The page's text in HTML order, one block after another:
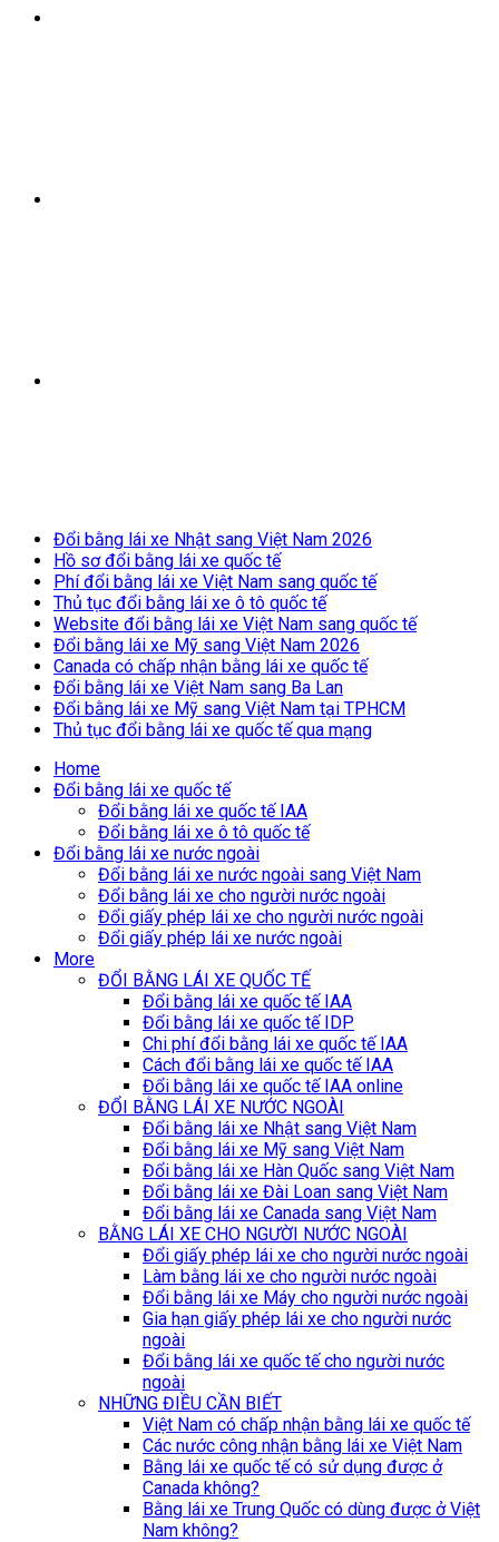
for
Đổi bằng lái xe Nhật sang Việt Nam 2026
Hồ sơ đổi bằng lái xe quốc tế
Phí đổi bằng lái xe Việt Nam sang quốc tế
Thủ tục đổi bằng lái xe ô tô quốc tế
Website đổi bằng lái xe Việt Nam sang quốc tế
Đổi bằng lái xe Mỹ sang Việt Nam 2026
Canada có chấp nhận bằng lái xe quốc tế
Đổi bằng lái xe Việt Nam sang Ba Lan
Đổi bằng lái xe Mỹ sang Việt Nam tại TPHCM
Thủ tục đổi bằng lái xe quốc tế qua mạng
Home
Đổi bằng lái xe quốc tế
Đổi bằng lái xe quốc tế IAA
Đổi bằng lái xe ô tô quốc tế
Đổi bằng lái xe nước ngoài
Đổi bằng lái xe nước ngoài sang Việt Nam
Đổi bằng lái xe cho người nước ngoài
Đổi giấy phép lái xe cho người nước ngoài
Đổi giấy phép lái xe nước ngoài
More
ĐỔI BẰNG LÁI XE QUỐC TẾ
Đổi bằng lái xe quốc tế IAA
Đổi bằng lái xe quốc tế IDP
Chi phí đổi bằng lái xe quốc tế IAA
Cách đổi bằng lái xe quốc tế IAA
Đổi bằng lái xe quốc tế IAA online
ĐỔI BẰNG LÁI XE NƯỚC NGOÀI
Đổi bằng lái xe Nhật sang Việt Nam
Đổi bằng lái xe Mỹ sang Việt Nam
Đổi bằng lái xe Hàn Quốc sang Việt Nam
Đổi bằng lái xe Đài Loan sang Việt Nam
Đổi bằng lái xe Canada sang Việt Nam
BẰNG LÁI XE CHO NGƯỜI NƯỚC NGOÀI
Đổi giấy phép lái xe cho người nước ngoài
Làm bằng lái xe cho người nước ngoài
Đổi bằng lái xe Máy cho người nước ngoài
Gia hạn giấy phép lái xe cho người nước
ngoài
Đổi bằng lái xe quốc tế cho người nước
ngoài
NHỮNG ĐIỀU CẦN BIẾT
Việt Nam có chấp nhận bằng lái xe quốc tế
Các nước công nhận bằng lái xe Việt Nam
Bằng lái xe quốc tế có sử dụng được ở
Canada không?
Bằng lái xe Trung Quốc có dùng được ở Việt
Nam không?